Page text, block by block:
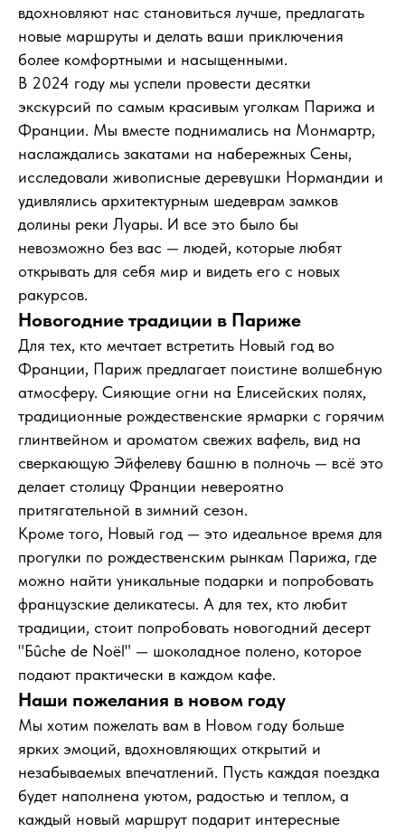
вдохновляют нас становиться лучше, предлагать
новые маршруты и делать ваши приключения
более комфортными и насыщенными.
В 2024 году мы успели провести десятки
экскурсий по самым красивым уголкам Парижа и
Франции. Мы вместе поднимались на Монмартр,
наслаждались закатами на набережных Сены,
исследовали живописные деревушки Нормандии и
удивлялись архитектурным шедеврам замков
долины реки Луары. И все это было бы
невозможно без вас — людей, которые любят
открывать для себя мир и видеть его с новых
ракурсов.
Новогодние традиции в Париже
Для тех, кто мечтает встретить Новый год во
Франции, Париж предлагает поистине волшебную
атмосферу. Сияющие огни на Елисейских полях,
традиционные рождественские ярмарки с горячим
глинтвейном и ароматом свежих вафель, вид на
сверкающую Эйфелеву башню в полночь — всё это
делает столицу Франции невероятно
притягательной в зимний сезон.
Кроме того, Новый год — это идеальное время для
прогулки по рождественским рынкам Парижа, где
можно найти уникальные подарки и попробовать
французские деликатесы. А для тех, кто любит
традиции, стоит попробовать новогодний десерт
"Бûche de Noël" — шоколадное полено, которое
подают практически в каждом кафе.
Наши пожелания в новом году
Мы хотим пожелать вам в Новом году больше
ярких эмоций, вдохновляющих открытий и
незабываемых впечатлений. Пусть каждая поездка
будет наполнена уютом, радостью и теплом, а
каждый новый маршрут подарит интересные